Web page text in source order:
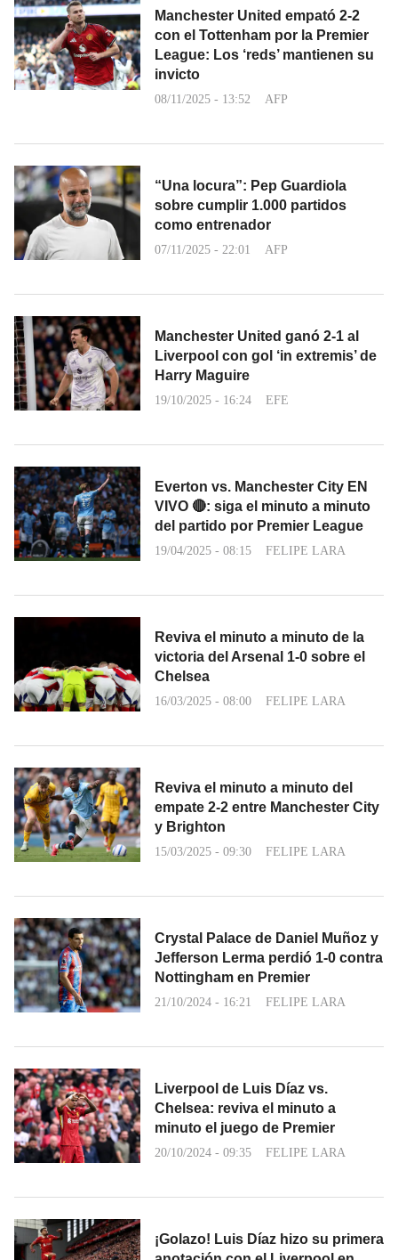
Manchester United empató 2-2
con el Tottenham por la Premier
League: Los ‘reds’ mantienen su
invicto
08/11/2025 - 13:52 AFP
“Una locura”: Pep Guardiola
sobre cumplir 1.000 partidos
como entrenador
07/11/2025 - 22:01 AFP
Manchester United ganó 2-1 al
Liverpool con gol ‘in extremis’ de
Harry Maguire
19/10/2025 - 16:24 EFE
Everton vs. Manchester City EN
VIVO 🔴: siga el minuto a minuto
del partido por Premier League
19/04/2025 - 08:15 FELIPE LARA
Reviva el minuto a minuto de la
victoria del Arsenal 1-0 sobre el
Chelsea
16/03/2025 - 08:00 FELIPE LARA
Reviva el minuto a minuto del
empate 2-2 entre Manchester City
y Brighton
15/03/2025 - 09:30 FELIPE LARA
Crystal Palace de Daniel Muñoz y
Jefferson Lerma perdió 1-0 contra
Nottingham en Premier
21/10/2024 - 16:21 FELIPE LARA
Liverpool de Luis Díaz vs.
Chelsea: reviva el minuto a
minuto el juego de Premier
20/10/2024 - 09:35 FELIPE LARA
¡Golazo! Luis Díaz hizo su primera